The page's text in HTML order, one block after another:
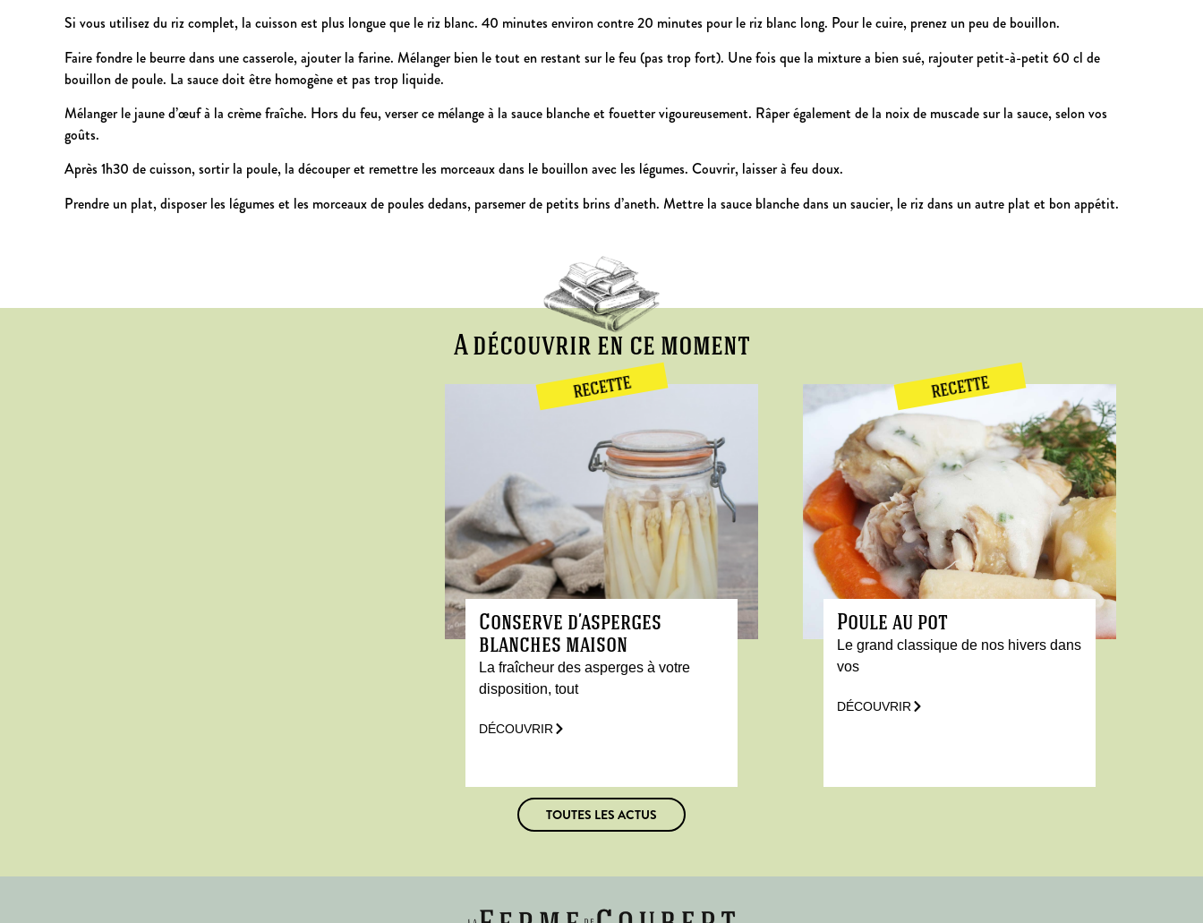
Si vous utilisez du riz complet, la cuisson est plus longue que le riz blanc. 40 minutes environ contre 20 minutes pour le riz blanc long. Pour le cuire, prenez un peu de bouillon.
Faire fondre le beurre dans une casserole, ajouter la farine. Mélanger bien le tout en restant sur le feu (pas trop fort). Une fois que la mixture a bien sué, rajouter petit-à-petit 60 cl de
bouillon de poule. La sauce doit être homogène et pas trop liquide.
Mélanger le jaune d’œuf à la crème fraîche. Hors du feu, verser ce mélange à la sauce blanche et fouetter vigoureusement. Râper également de la noix de muscade sur la sauce, selon vos
goûts.
Après 1h30 de cuisson, sortir la poule, la découper et remettre les morceaux dans le bouillon avec les légumes. Couvrir, laisser à feu doux.
Prendre un plat, disposer les légumes et les morceaux de poules dedans, parsemer de petits brins d’aneth. Mettre la sauce blanche dans un saucier, le riz dans un autre plat et bon appétit.
A découvrir en ce moment
RECETTE
Conserve d’asperges
blanches maison
La fraîcheur des asperges à votre
disposition, tout
DÉCOUVRIR
RECETTE
Poule au pot
Le grand classique de nos hivers dans
vos
DÉCOUVRIR
TOUTES LES ACTUS